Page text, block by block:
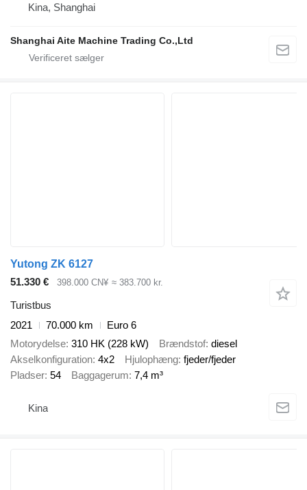
Kina, Shanghai
Shanghai Aite Machine Trading Co.,Ltd
Yutong ZK 6127
51.330 €
398.000 CN¥ ≈ 383.700 kr.
Turistbus
2021
70.000 km
Euro 6
Motorydelse 310 HK (228 kW) Brændstof diesel
Akselkonfiguration 4x2 Hjulophæng fjeder/fjeder
Pladser 54 Baggagerum 7,4 m³
Kina